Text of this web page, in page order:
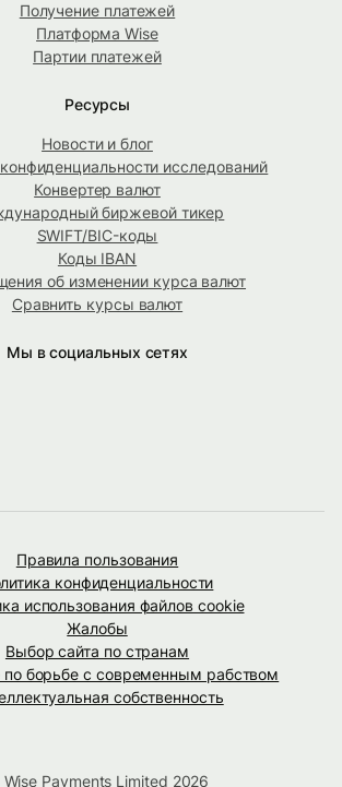
Получение платежей
Платформа Wise
Партии платежей
Ресурсы
Новости и блог
исследований
Конвертер валют
биржевой тикер
SWIFT/BIC-коды
Коды IBAN
об изменении курса валют
Сравнить курсы валют
Мы в социальных сетях
Правила пользования
конфиденциальности
использования файлов cookie
Жалобы
Выбор сайта по странам
борьбе с современным рабством
собственность
Payments Limited 2026